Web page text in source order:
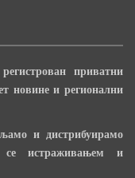
приватни
новине и регионални
и дистрибуирамо
се истраживањем и